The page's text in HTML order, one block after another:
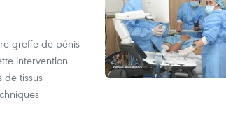
greffe de pénis
intervention
tissus